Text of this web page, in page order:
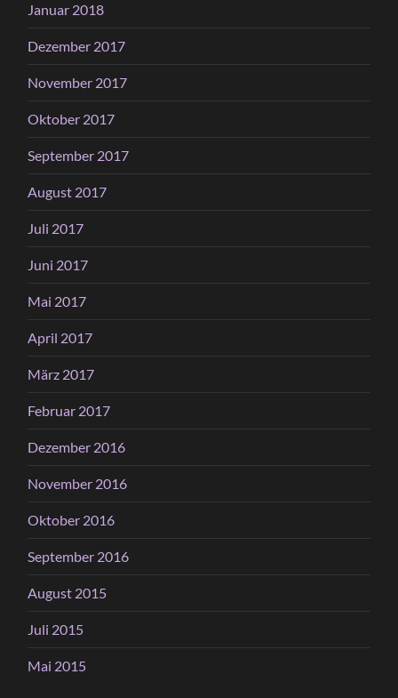
Januar 2018
Dezember 2017
November 2017
Oktober 2017
September 2017
August 2017
Juli 2017
Juni 2017
Mai 2017
April 2017
März 2017
Februar 2017
Dezember 2016
November 2016
Oktober 2016
September 2016
August 2015
Juli 2015
Mai 2015